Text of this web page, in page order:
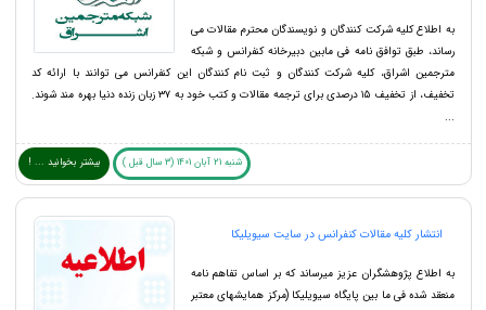
به اطلاع کلیه شرکت کنندگان و نویسندگان محترم مقالات می
رساند، طبق توافق نامه فی مابین دبیرخانه کنفرانس و شبکه
مترجمین اشراق، کلیه شرکت کنندگان و ثبت نام کنندگان این کنفرانس می توانند با ارائه کد
تخفیف، از تخفیف ۱۵ درصدی برای ترجمه مقالات و کتب خود به ۳۷ زبان زنده دنیا بهره مند شوند.
...
شنبه 21 آبان 1401 (3 سال قبل ) بیشتر بخوانید ... !
انتشار کلیه مقالات کنفرانس در سایت سیویلیکا
به اطلاع پژوهشگران عزیز میرساند که بر اساس تفاهم نامه
منعقد شده فی ما بین پایگاه سیویلیکا (مرکز همایشهای معتبر